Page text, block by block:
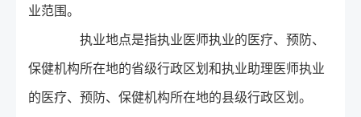
业范围。
执业地点是指执业医师执业的医疗、预防、
保健机构所在地的省级行政区划和执业助理医师执业
的医疗、预防、保健机构所在地的县级行政区划。